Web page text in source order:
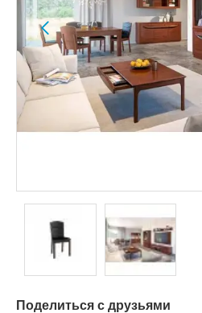
Поделиться с друзьями